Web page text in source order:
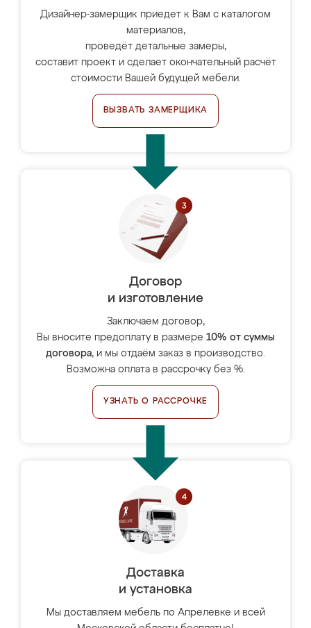
Дизайнер-замерщик приедет к Вам с каталогом
материалов,
проведёт детальные замеры,
составит проект и сделает окончательный расчёт
стоимости Вашей будущей мебели.
ВЫЗВАТЬ ЗАМЕРЩИКА
Договор
и изготовление
Заключаем договор,
Вы вносите предоплату в размере 10% от суммы
договора, и мы отдаём заказ в производство.
Возможна оплата в рассрочку без %.
УЗНАТЬ О РАССРОЧКЕ
Доставка
и установка
Мы доставляем мебель по Апрелевке и всей